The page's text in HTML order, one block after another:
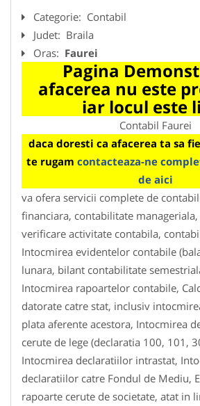
Categorie: Contabil
Judet: Braila
Oras: Faurei
Pagina
afacerea nu este
iar locul este
Contabil Faurei
daca doresti ca afacerea ta sa
te rugam contacteaza-ne
de aici
va ofera servicii complete de
financiara, contabilitate
verificare activitate contabila,
Intocmirea evidentelor contabile
lunara, bilant contabilitate
Intocmirea rapoartelor contabile,
datorate catre stat, inclusiv
plata aferente acestora, Intocmirea
cerute de lege (declaratia 100, 101,
Intocmirea declaratiilor intrastat,
declaratiilor catre Fondul de Mediu,
rapoarte cerute de societate, atat in